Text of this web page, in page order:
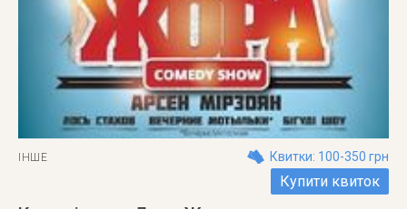
ІНШЕ Квитки: 100-350 грн
Купити квиток